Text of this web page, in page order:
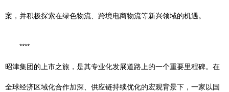
案，并积极探索在绿色物流、跨境电商物流等新兴领域的机遇。
****
昭津集团的上市之旅，是其专业化发展道路上的一个重要里程碑。在
全球经济区域化合作加深、供应链持续优化的宏观背景下，一家以国